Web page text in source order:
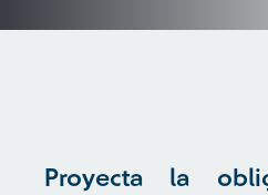
Proyecta la